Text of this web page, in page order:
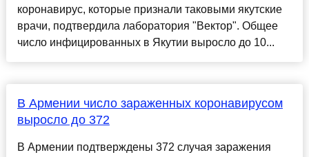
коронавирус, которые признали таковыми якутские
врачи, подтвердила лаборатория "Вектор". Общее
число инфицированных в Якутии выросло до 10...
В Армении число зараженных коронавирусом
выросло до 372
В Армении подтверждены 372 случая заражения